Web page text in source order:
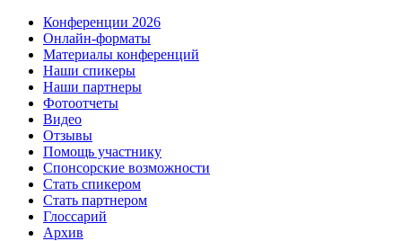
Конференции 2026
Онлайн-форматы
Материалы конференций
Наши спикеры
Наши партнеры
Фотоотчеты
Видео
Отзывы
Помощь участнику
Спонсорские возможности
Стать спикером
Стать партнером
Глоссарий
Архив